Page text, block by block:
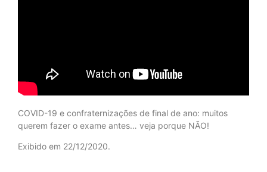
COVID-19 e confraternizações de final de ano: muitos
querem fazer o exame antes… veja porque NÃO!
Exibido em 22/12/2020.